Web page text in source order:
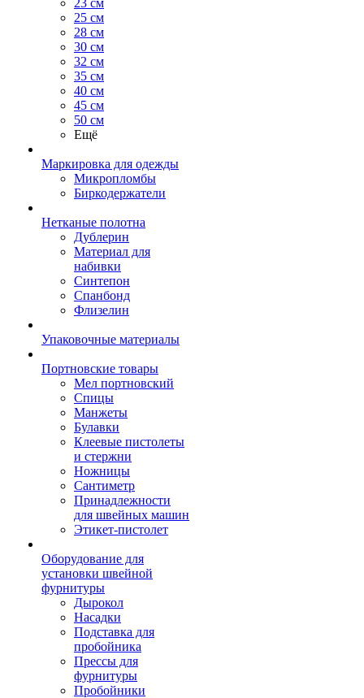
23 см
25 см
28 см
30 см
32 см
35 см
40 см
45 см
50 см
Ещё
Маркировка для одежды
Микропломбы
Биркодержатели
Нетканые полотна
Дублерин
Материал для
набивки
Синтепон
Спанбонд
Флизелин
Упаковочные материалы
Портновские товары
Мел портновский
Спицы
Манжеты
Булавки
Клеевые пистолеты
и стержни
Ножницы
Сантиметр
Принадлежности
для швейных машин
Этикет-пистолет
Оборудование для
установки швейной
фурнитуры
Дырокол
Насадки
Подставка для
пробойника
Прессы для
фурнитуры
Пробойники